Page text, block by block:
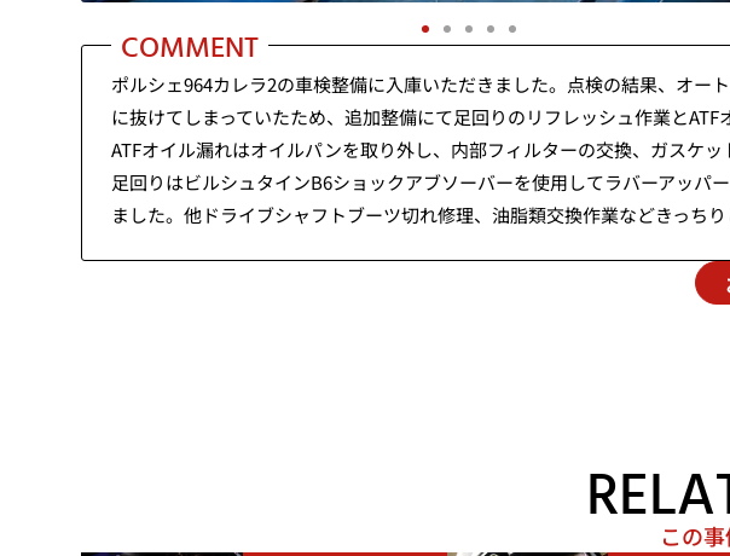
COMMENT
ポルシェ964カレラ2の車検整備に入庫いただきました。点検の結果、オー
に抜けてしまっていたため、追加整備にて足回りのリフレッシュ作業とATF
ATFオイル漏れはオイルパンを取り外し、内部フィルターの交換、ガスケ
足回りはビルシュタインB6ショックアブソーバーを使用してラバーアッ
ました。他ドライブシャフトブーツ切れ修理、油脂類交換作業などきっち
この